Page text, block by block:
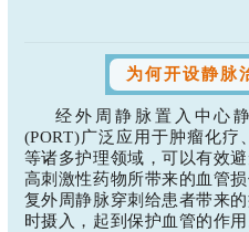
为何开设静脉
经外周静脉置入中心
(PORT)广泛应用于肿瘤化
等诸多护理领域，可以有效
高刺激性药物所带来的血管
复外周静脉穿刺给患者带来
时摄入，起到保护血管的作用